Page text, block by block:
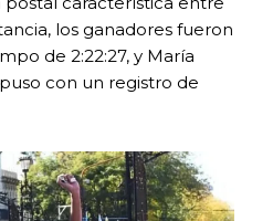
los ganadores fueron
de 2:22:27, y María
con un registro de